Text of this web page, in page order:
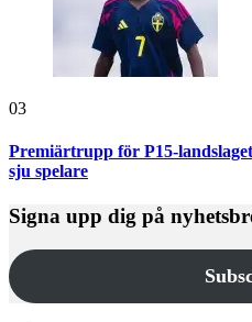
03
Premiärtrupp för P15-
sju spelare
Signa upp dig på